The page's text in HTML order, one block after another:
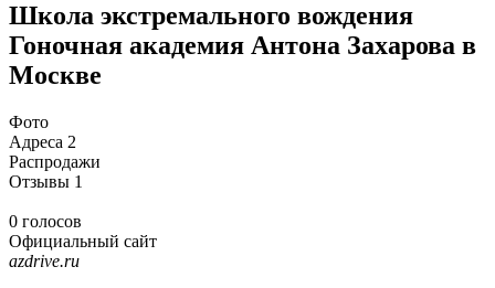
Школа экстремального вождения
Гоночная академия Антона Захарова в
Москве
Фото
Адреса 2
Распродажи
Отзывы 1
0 голосов
Официальный сайт
azdrive.ru